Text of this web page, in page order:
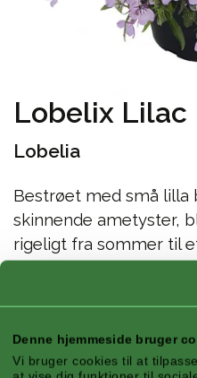
Denne hjemmeside bruger
Vi bruger cookies til at
Lobelix Lilac
Lobelia
Bestrøet med små lilla
skinnende ametyster,
rigeligt fra sommer til
Højde x spredning/
Funktioner